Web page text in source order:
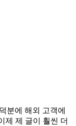
분에 해외 고객에
제 제 글이 훨씬 더